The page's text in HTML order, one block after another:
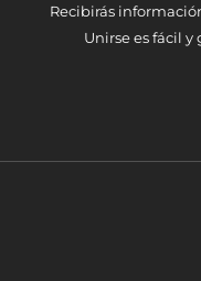
Recibirás
Unirse es fácil